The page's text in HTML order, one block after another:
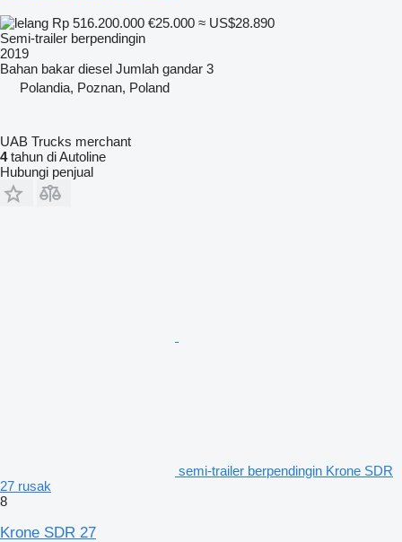
Rp 516.200.000 €25.000 ≈ US$28.890
Semi-trailer berpendingin
2019
Bahan bakar diesel Jumlah gandar 3
Polandia, Poznan, Poland
UAB Trucks merchant
4tahun di Autoline
Hubungi penjual
semi-trailer berpendingin Krone SDR
27 rusak
8
Krone SDR 27